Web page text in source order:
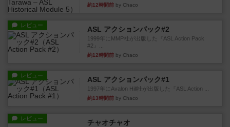
約12時間前 by Chaco
レビュー ASL アクションパック#2
1999年にMMP社が出版した『ASL Action Pack
#2』...
約12時間前 by Chaco
レビュー ASL アクションパック#1
1997年にAvalon Hill社が出版した『ASL Action ...
約13時間前 by Chaco
レビュー チャオチャオ